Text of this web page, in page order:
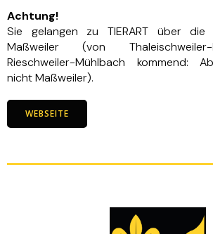
Achtung!
Sie gelangen zu TIERART über
Maßweiler (von
Rieschweiler-Mühlbach kommend:
nicht Maßweiler).
WEBSEITE